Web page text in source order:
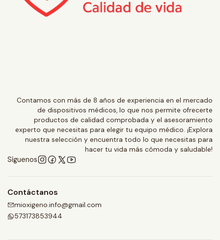
Contamos con más de 8 años de experiencia en el mercado
de dispositivos médicos, lo que nos permite ofrecerte
productos de calidad comprobada y el asesoramiento
experto que necesitas para elegir tu equipo médico. ¡Explora
nuestra selección y encuentra todo lo que necesitas para
hacer tu vida más cómoda y saludable!
Síguenos
Contáctanos
mioxigeno.info@gmail.com
573173853944